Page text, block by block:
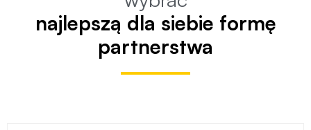
najlepszą dla siebie formę
partnerstwa